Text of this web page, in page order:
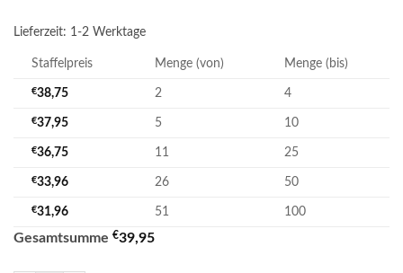
Lieferzeit: 1-2 Werktage
Staffelpreis Menge (von) Menge (bis)
€38,75 2 4
€37,95 5 10
€36,75 11 25
€33,96 26 50
€31,96 51 100
Gesamtsumme €39,95